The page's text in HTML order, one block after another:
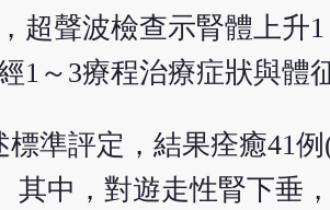
超聲波檢查示腎體上升
1～3療程治療症狀與體
準評定，結果痊癒41
其中，對遊走性腎下垂